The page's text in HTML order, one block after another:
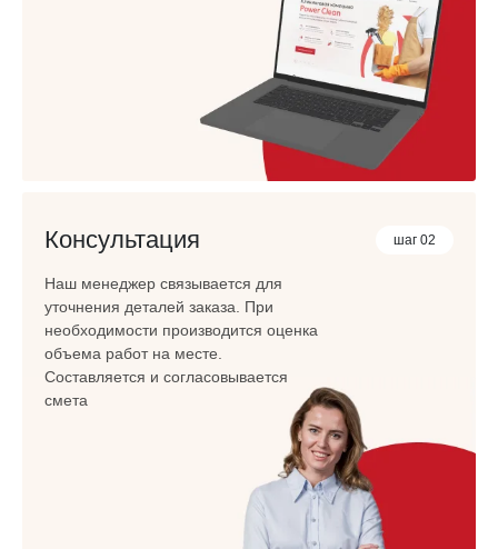
шаг 02
Консультация
Наш менеджер связывается для
уточнения деталей заказа. При
необходимости производится оценка
объема работ на месте.
Составляется и согласовывается
смета